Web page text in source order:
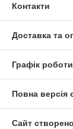
Контакти
Доставка та
Графік роботи
Повна версія
Сайт